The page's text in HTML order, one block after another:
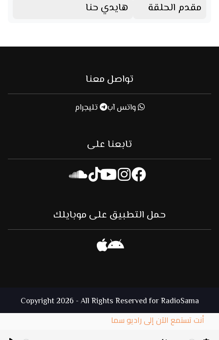
مقدم الحلقة
هايدي حنا
تواصل معنا
واتس آب تليجرام
تابعنا على
حمل التطبيق على موبايلك
Copyright 2026 - All Rights Reserved for RadioSama
أنت تستمع الآن إلى راديو سما